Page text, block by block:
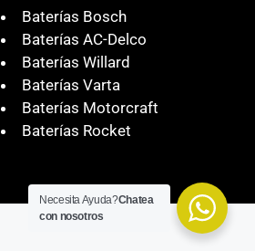
Baterías Bosch
Baterías AC-Delco
Baterías Willard
Baterías Varta
Baterías Motorcraft
Baterías Rocket
Necesita Ayuda?Chatea
con nosotros